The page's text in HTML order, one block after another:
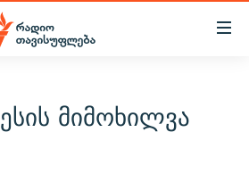
მიმოხილვა